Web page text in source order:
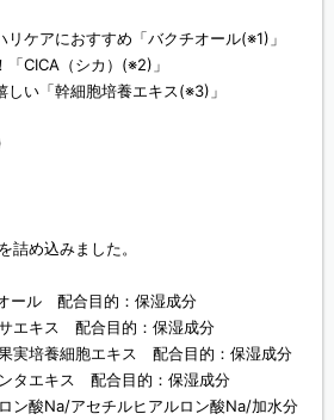
ケアにおすすめ「バクチオール(※1)」
CICA（シカ）(※2)」
い「幹細胞培養エキス(※3)」
詰め込みました。
ール 配合目的：保湿成分
エキス 配合目的：保湿成分
実培養細胞エキス 配合目的：保湿成分
タエキス 配合目的：保湿成分
酸Na/アセチルヒアルロン酸Na/加水分